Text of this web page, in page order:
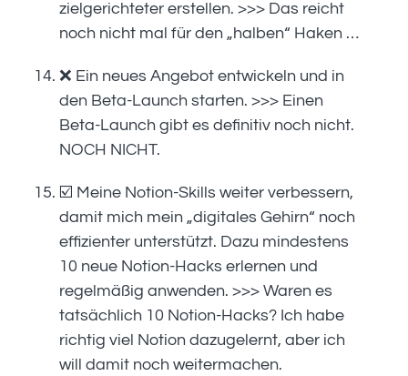
zielgerichteter erstellen. >>> Das reicht
noch nicht mal für den „halben“ Haken …
❌ Ein neues Angebot entwickeln und in
den Beta-Launch starten. >>> Einen
Beta-Launch gibt es definitiv noch nicht.
NOCH NICHT.
☑️ Meine Notion-Skills weiter verbessern,
damit mich mein „digitales Gehirn“ noch
effizienter unterstützt. Dazu mindestens
10 neue Notion-Hacks erlernen und
regelmäßig anwenden. >>> Waren es
tatsächlich 10 Notion-Hacks? Ich habe
richtig viel Notion dazugelernt, aber ich
will damit noch weitermachen.